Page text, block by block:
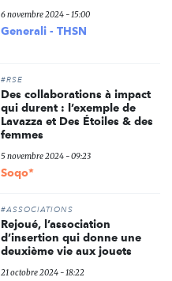
6 novembre 2024 - 15:00
Generali - THSN
#RSE
Des collaborations à impact
qui durent : l’exemple de
Lavazza et Des Étoiles & des
femmes
5 novembre 2024 - 09:23
Soqo*
#ASSOCIATIONS
Rejoué, l’association
d’insertion qui donne une
deuxième vie aux jouets
21 octobre 2024 - 18:22